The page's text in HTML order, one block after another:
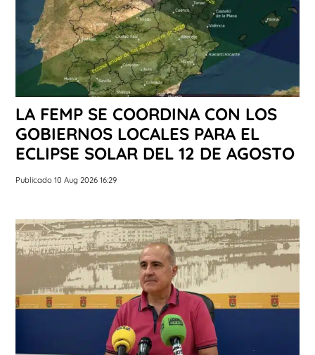
LA FEMP SE COORDINA CON LOS
GOBIERNOS LOCALES PARA EL
ECLIPSE SOLAR DEL 12 DE AGOSTO
Publicado 10 Aug 2026 16:29